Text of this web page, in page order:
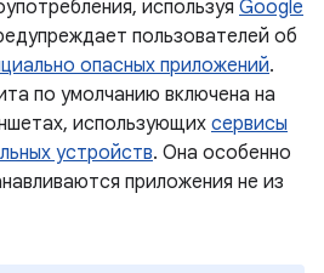
используя Google
пользователей об
опасных приложений.
по умолчанию включена на
использующих сервисы
устройств. Она особенно
приложения не из